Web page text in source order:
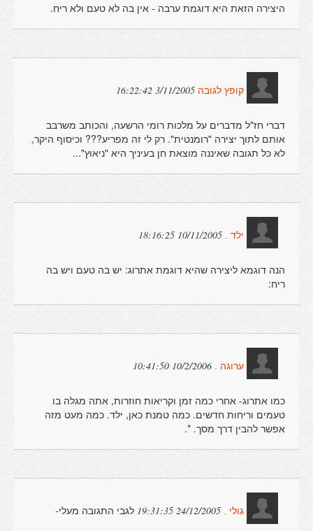
היצירה הזאת היא דוגמת ערבה - אין בה לא טעם ולא ריח.
קופץ לגובה 3/11/2005 16:22:42
דברי חז"ל מדברים על מלכות רומי הרשעה, והכותב משרבב
אותם לתוך יצירה "רומנטית". רק לי זה מפריע??? וכיסוף היקר,
לא כל תגובה שאיננה מוצאת חן בעיניך היא "ניאוץ"...
ילד . 10/11/2005 18:16:25
הנה דוגמא ליצירה שהיא דוגמת אתרוג: יש בה טעם ויש בה
ריח:
ערוגה . 10/2/2006 10:41:50
כמו אתרוג- אחרי כמה זמן וקריאות חוזרות, אתה מגלה בו
טעמים וריחות חדשים. כמה טמנת כאן, ילד. כמה מעט מזה
אפשר להבין דרך מסך. *.
גולי . 24/12/2005 19:31:35 לגבי התגובה מעלי-